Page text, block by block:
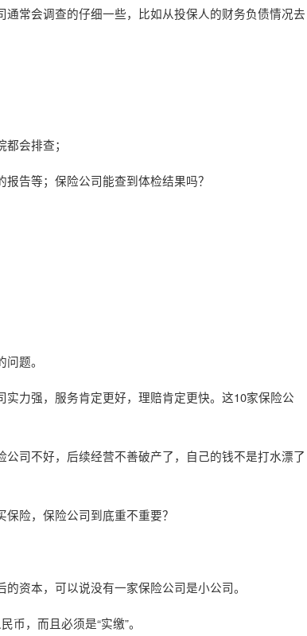
常会调查的仔细一些，比如从投保人的财务负债情况去
会排查；
告等；保险公司能查到体检结果吗？
题。
力强，服务肯定更好，理赔肯定更快。这10家保险公
司不好，后续经营不善破产了，自己的钱不是打水漂了
险，保险公司到底重不重要？
资本，可以说没有一家保险公司是小公司。
，而且必须是“实缴”。